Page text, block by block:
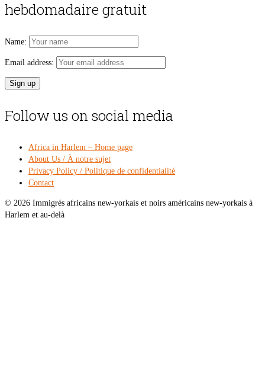
hebdomadaire gratuit
Name:
Email address:
Follow us on social media
Africa in Harlem – Home page
About Us / À notre sujet
Privacy Policy / Politique de confidentialité
Contact
© 2026 Immigrés africains new-yorkais et noirs américains new-yorkais à
Harlem et au-delà